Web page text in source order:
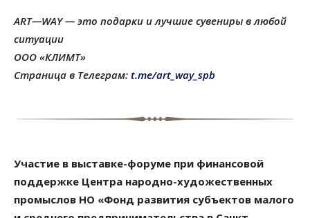
ART—WAY— это подарки и лучшие сувениры в любой
ситуации
ООО «КЛИМТ»
Страница в Телеграм: t.me/art way_ spb
Участие в выставке-форуме при финансовой
поддержке Центра народно-художественных
промыслов НО «Фонд развития субъектов малого